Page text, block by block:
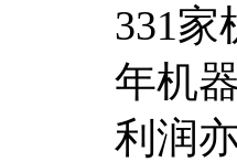
331家
年机
利润